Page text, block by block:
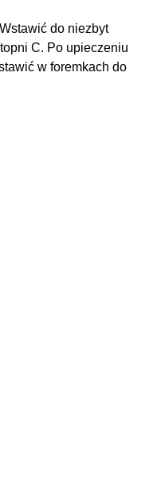
do niezbyt
C. Po upieczeniu
w foremkach do